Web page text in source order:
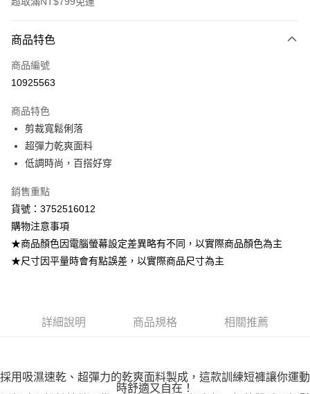
信用卡一次付款
超商取貨付款
Apple Pay
街口支付
ATM付款
全家取貨付款
每筆NT$80，滿NT$799(含以上)免運費
商品特色
商品編號
10925563
商品特色
剪裁寬鬆俐落
超彈力乾爽面料
低調時尚，百搭好穿
銷售重點
貨號：3752516012
購物注意事項
★商品顏色因電腦螢幕設定差異略有不同，以實際商品顏色為主
★尺寸因平量時會有點誤差，以實際商品尺寸為主
詳細說明 商品規格 相關推薦
採用吸濕速乾、超彈力的乾爽面料製成，這款訓練短褲讓你運動
時舒適又自在！